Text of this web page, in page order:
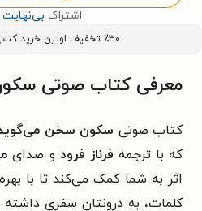
اشتراک بی‌نهایت
٪۳۰ تخفیف اولین خرید کتاب با کد
معرفی کتاب صوتی
کتاب صوتی سکون سخن
که با ترجمه فرناز فرود و صدای
اثر به شما کمک می‌کند تا با
کلمات، به درونتان سفری